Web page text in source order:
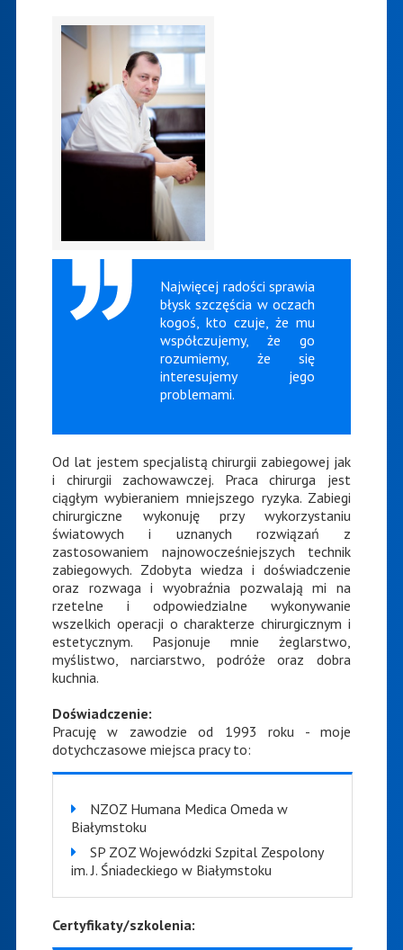
Najwięcej radości sprawia
błysk szczęścia w oczach
kogoś, kto czuje, że mu
współczujemy, że go
rozumiemy, że się
interesujemy jego
problemami.
Od lat jestem specjalistą chirurgii zabiegowej jak
i chirurgii zachowawczej. Praca chirurga jest
ciągłym wybieraniem mniejszego ryzyka. Zabiegi
chirurgiczne wykonuję przy wykorzystaniu
światowych i uznanych rozwiązań z
zastosowaniem najnowocześniejszych technik
zabiegowych. Zdobyta wiedza i doświadczenie
oraz rozwaga i wyobraźnia pozwalają mi na
rzetelne i odpowiedzialne wykonywanie
wszelkich operacji o charakterze chirurgicznym i
estetycznym. Pasjonuje mnie żeglarstwo,
myślistwo, narciarstwo, podróże oraz dobra
kuchnia.
Doświadczenie:
Pracuję w zawodzie od 1993 roku - moje
dotychczasowe miejsca pracy to:
NZOZ Humana Medica Omeda w
Białymstoku
SP ZOZ Wojewódzki Szpital Zespolony
im. J. Śniadeckiego w Białymstoku
Certyfikaty/szkolenia: